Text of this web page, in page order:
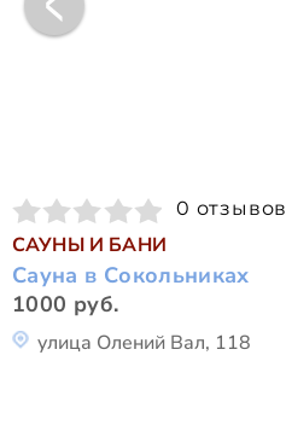
0 отзывов
САУНЫ И БАНИ
Сауна в Сокольниках
1000 руб.
улица Олений Вал, 118